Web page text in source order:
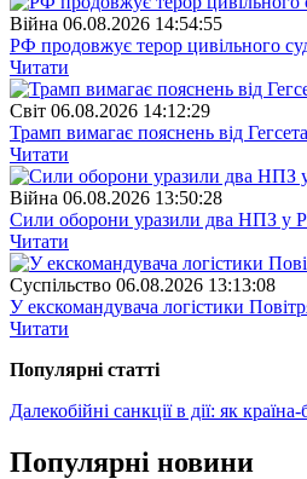
Війна 06.08.2026 14:54:55
РФ продовжує терор цивільного
Читати
Свiт 06.08.2026 14:12:29
Трамп вимагає пояснень від
Читати
Війна 06.08.2026 13:50:28
Сили оборони уразили два НПЗ у
Читати
Суспiльство 06.08.2026 13:13:08
У екскомандувача логістики
Читати
Популярнi статтi
Далекобійні санкції в дії: як
Популярнi новини